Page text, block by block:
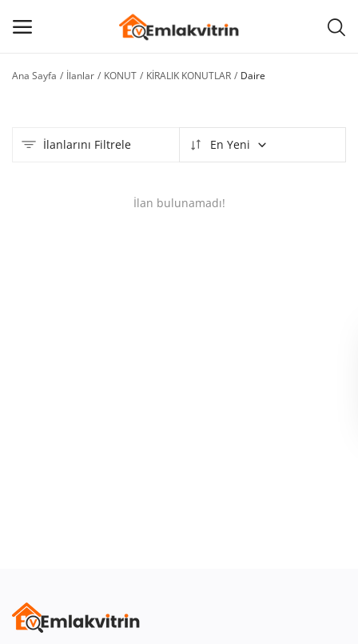
İlan
Ana menü
Ana Sayfa İlanlar KONUT KİRALIK KONUTLAR Daire
İlanlarını Filtrele En Yeni
İlan bulunamadı!